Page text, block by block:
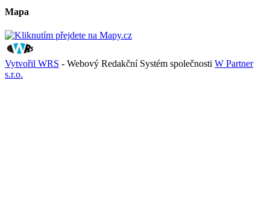
Mapa
Vytvořil WRS - Webový Redakční Systém společnosti W Partner
s.r.o.